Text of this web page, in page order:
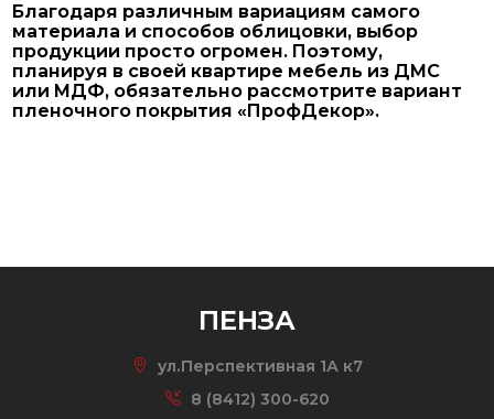
Благодаря различным вариациям самого
материала и способов облицовки, выбор
продукции просто огромен. Поэтому,
планируя в своей квартире мебель из ДМС
или МДФ, обязательно рассмотрите вариант
пленочного покрытия «ПрофДекор».
ПЕНЗА
ул.Перспективная 1А к7
8 (8412) 300-620